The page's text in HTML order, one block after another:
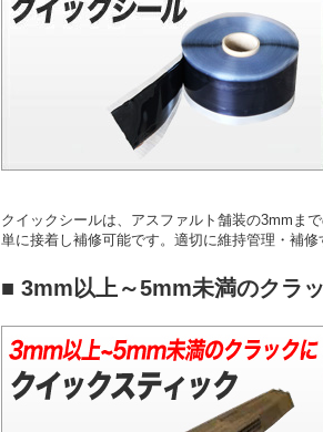
クイックシールは、アスファルト舗装の3mmま
単に接着し補修可能です。適切に維持管理・補
■ 3mm以上～5mm未満のクラ